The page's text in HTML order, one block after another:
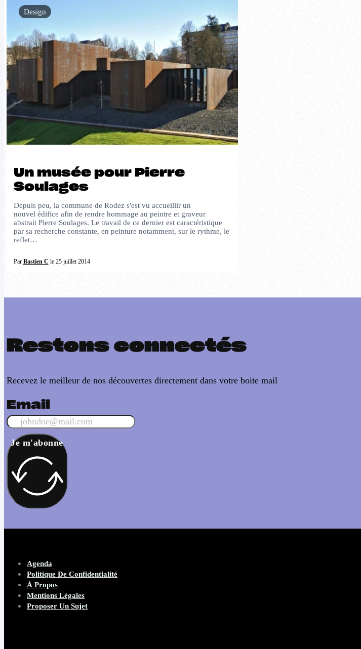
Un musée pour Pierre
Soulages
Depuis peu, la commune de Rodez s'est vu accueillir un
nouvel édifice afin de rendre hommage au peintre et graveur
abstrait Pierre Soulages. Le travail de ce dernier est caractéristique
par sa recherche constante, en peinture notamment, sur le rythme, le
reflet…
Par Bastien C le 25 juillet 2014
Design
Restons connectés
Recevez le meilleur de nos découvertes directement dans votre boite mail
Email
Je m'abonne
Agenda
Politique De Confidentialité
À Propos
Mentions Légales
Proposer Un Sujet